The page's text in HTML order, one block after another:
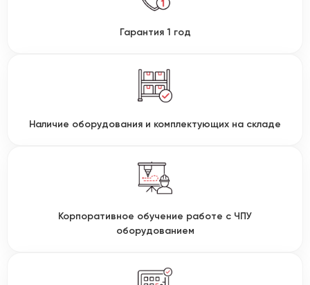
Гарантия 1 год
Наличие оборудования и комплектующих на складе
Корпоративное обучение работе с ЧПУ
оборудованием